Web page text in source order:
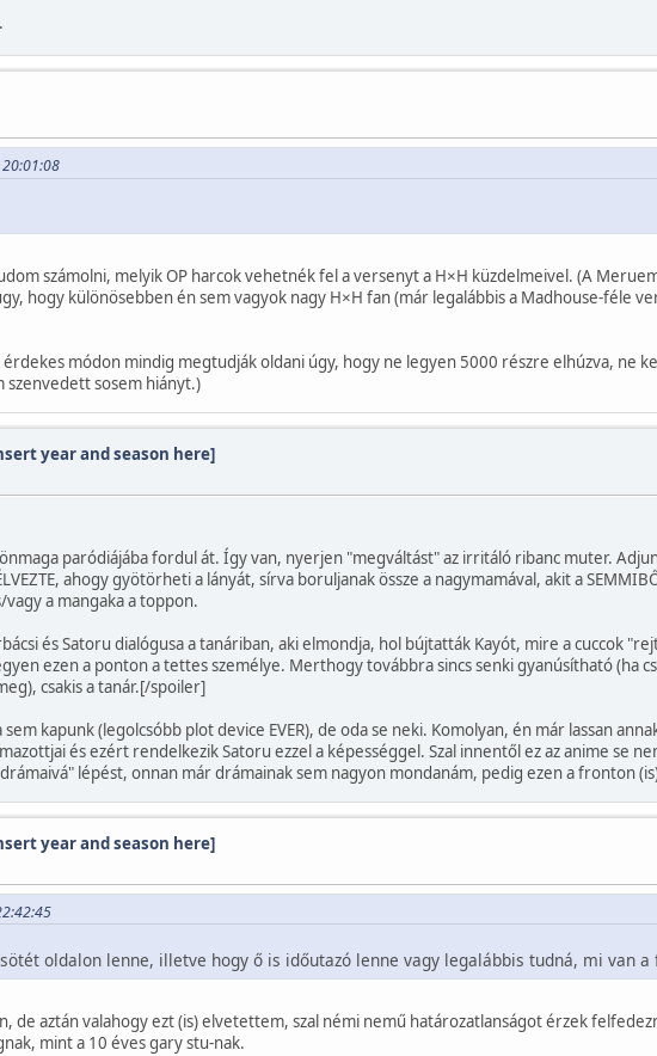
számolni, melyik OP harcok vehetnék fel a versenyt a H×H küzdelmeivel. (A
hogy különösebben én sem vagyok nagy H×H fan (már legalábbis a Madhouse-féle
módon mindig megtudják oldani úgy, hogy ne legyen 5000 részre elhúzva, ne
szenvedett sosem hiányt.)
year and season here]
paródiájába fordul át. Így van, nyerjen "megváltást" az irritáló ribanc muter.
ahogy gyötörheti a lányát, sírva boruljanak össze a nagymamával, akit a
a mangaka a toppon.
és Satoru dialógusa a tanáriban, aki elmondja, hol bújtatták Kayót, mire a cuccok
ezen a ponton a tettes személye. Merthogy továbbra sincs senki gyanúsítható (ha
csakis a tanár.[/spoiler]
kapunk (legolcsóbb plot device EVER), de oda se neki. Komolyan, én már lassan
és ezért rendelkezik Satoru ezzel a képességgel. Szal innentől ez az anime se
lépést, onnan már drámainak sem nagyon mondanám, pedig ezen a fronton
year and season here]
oldalon lenne, illetve hogy ő is időutazó lenne vagy legalábbis tudná, mi van
de aztán valahogy ezt (is) elvetettem, szal némi nemű határozatlanságot érzek
mint a 10 éves gary stu-nak.